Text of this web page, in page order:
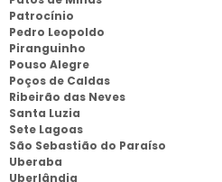
Patrocínio
Pedro Leopoldo
Piranguinho
Pouso Alegre
Poços de Caldas
Ribeirão das Neves
Santa Luzia
Sete Lagoas
São Sebastião do Paraíso
Uberaba
Uberlândia